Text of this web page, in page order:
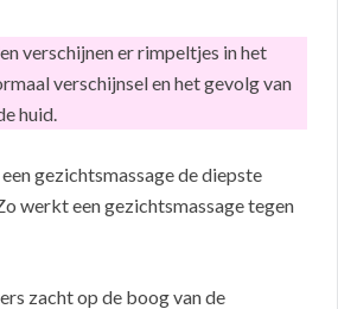
verschijnen er rimpeltjes in het
verschijnsel en het gevolg van
huid.
gezichtsmassage de diepste
werkt een gezichtsmassage tegen
zacht op de boog van de